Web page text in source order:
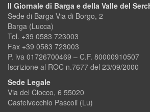
Il Giornale di Barga e della Valle del
Sede di Barga Via di Borgo, 2
Barga (Lucca)
Tel. +39 0583 723003
Fax +39 0583 723003
P. iva 01726700469 – C.F. 80000910507
Iscrizione al ROC n.7677 del 23/09/2000
Sede Legale
Via del Ciocco, 6 55020
Castelvecchio Pascoli (Lu)